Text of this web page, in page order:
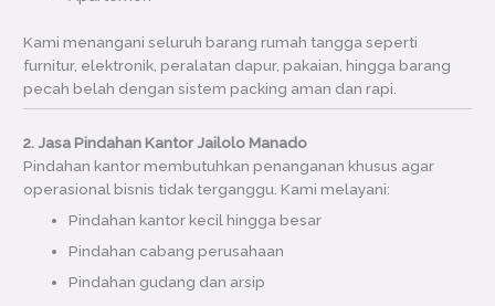
Kami menangani seluruh barang rumah tangga seperti
furnitur, elektronik, peralatan dapur, pakaian, hingga barang
pecah belah dengan sistem packing aman dan rapi.
2. Jasa Pindahan Kantor Jailolo Manado
Pindahan kantor membutuhkan penanganan khusus agar
operasional bisnis tidak terganggu. Kami melayani:
Pindahan kantor kecil hingga besar
Pindahan cabang perusahaan
Pindahan gudang dan arsip